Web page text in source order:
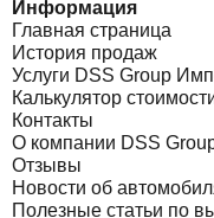
Информация
Главная страница
История продаж
Услуги DSS Group
Калькулятор
Контакты
О компании DSS
Отзывы
Новости об
Полезные статьи по